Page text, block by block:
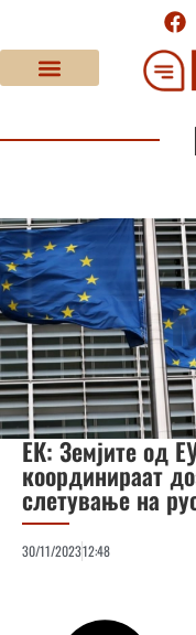
ЕК: Земјите од
координираат
слетување на
30/11/202312:48